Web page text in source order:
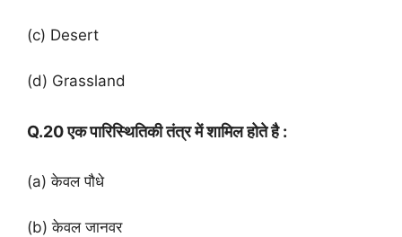
(c) Desert
(d) Grassland
Q.20 एक पारिस्थितिकी तंत्र में शामिल होते है :
(a) केवल पौधे
(b) केवल जानवर